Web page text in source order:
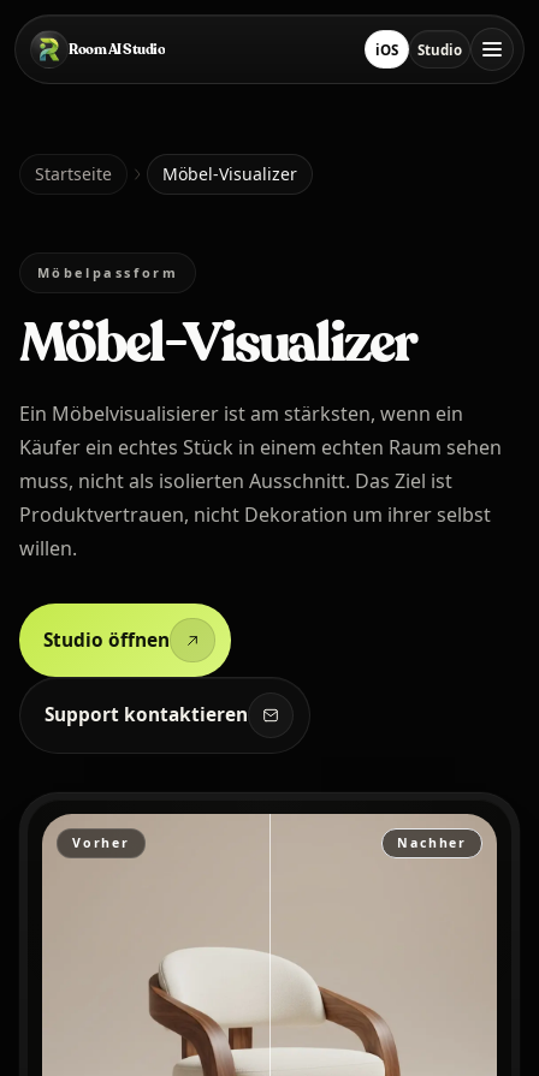
Zum Hauptinhalt springen
Room AI Studio
Startseite iOSLade im App Store
StudioStudio öffnen
Room AI Studio
Sprache
Deutsch
Startseite Möbel-Visualizer
Möbelpassform
Möbel-Visualizer
Ein Möbelvisualisierer ist am stärksten, wenn ein
Käufer ein echtes Stück in einem echten Raum sehen
muss, nicht als isolierten Ausschnitt. Das Ziel ist
Produktvertrauen, nicht Dekoration um ihrer selbst
willen.
Studio öffnen
Support kontaktieren
Vorher Nachher